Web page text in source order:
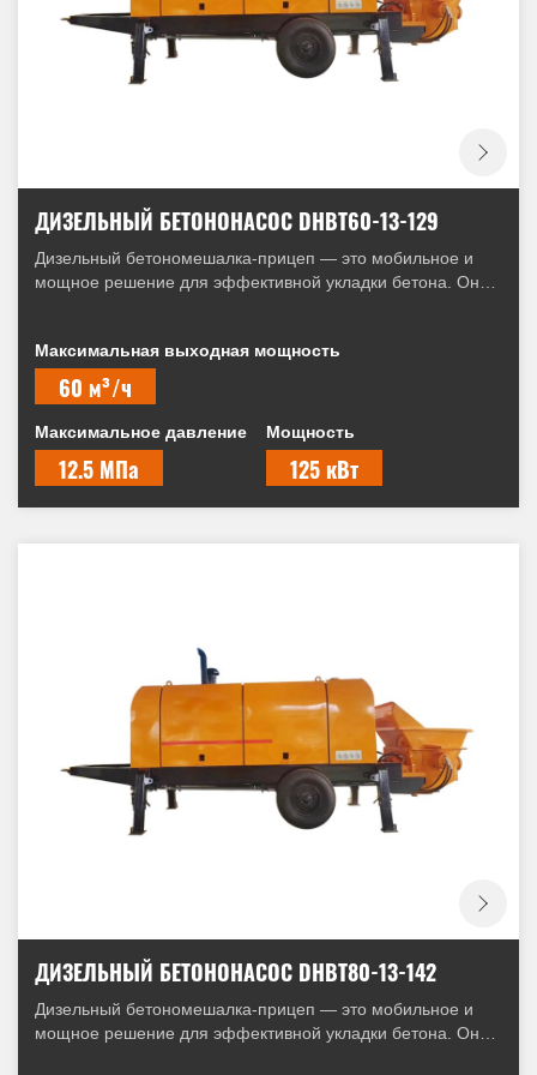
ДИЗЕЛЬНЫЙ БЕТОНОНАСОС DHBT60-13-129
Дизельный бетономешалка-прицеп — это мобильное и
мощное решение для эффективной укладки бетона. Она
местах. Эта машина повышает производительность,
сокращает трудозатраты и обеспечивает точную заливку
для различных строительных проектов.
Максимальная выходная мощность
60 м³/ч
Максимальное давление
12.5 МПа
Мощность
125 кВт
ДИЗЕЛЬНЫЙ БЕТОНОНАСОС DHBT80-13-142
Дизельный бетономешалка-прицеп — это мобильное и
мощное решение для эффективной укладки бетона. Она